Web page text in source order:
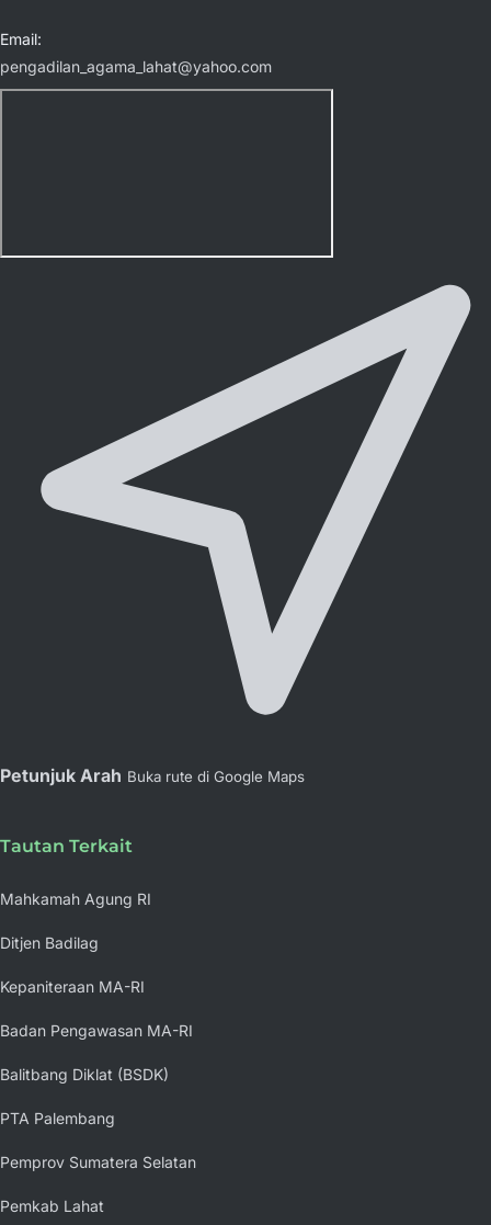
Email:
pengadilan_agama_lahat@yahoo.com
Petunjuk Arah Buka rute di Google Maps
Tautan Terkait
Mahkamah Agung RI
Ditjen Badilag
Kepaniteraan MA-RI
Badan Pengawasan MA-RI
Balitbang Diklat (BSDK)
PTA Palembang
Pemprov Sumatera Selatan
Pemkab Lahat